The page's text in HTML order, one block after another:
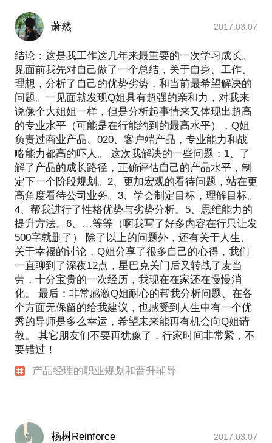
萧然 2017.03.07
结论：这是我工作这几年来最重要的一次学习成长。
见面前我先对自己做了一个总结，关于自身、工作、
理想，分析了自己的优势劣势，和当前最希望解决的
问题。一见面就发现Q姐具有超强的亲和力，对我来
说像个大姐姐一样，但是分析起事情来又体现出超高
的专业水平（可能是在行能约到的最高水平），Q姐
负责过商业产品、020、客户端产品，专业能力和战
略能力都高的吓人。 这次我解决的一些问题：1、了
解了产品的成长路径，正确评估自己的产品水平，制
定下一个阶段规划。2、更加宏观的看待问题，站在更
高角度看待公司业务。3、学会制定目标，理解目标。
4、帮我进行了性格优势与劣势分析。5、思维能力的
提升方法。6、…等等（啊我写了好多内容在行只让发
500字就删了） 除了以上的问题外，还有关于人生、
关于幸福的讨论，Q姐分享了很多自己的心得，我们
一直聊到了深夜12点，星巴克关门后又转战了麦当
劳，十分宝贵的一次经历，我现在在家还在慢慢消
化。 最后：非常感激Q姐耐心的帮我分析问题、在各
个方面无保留的给我建议，也感受到人生中有一个优
秀的导师是多么幸运，希望未来能再有机会向Q姐请
教。 其它朋友们不要再犹豫了，行家时间非常紧，不
要错过！
产品经理的职业规划和晋升辅导
杨树Reinforce 2017.03.07